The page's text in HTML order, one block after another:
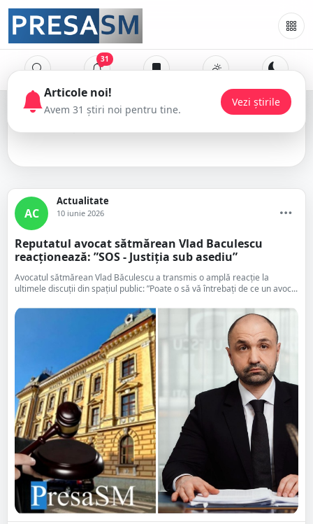
31
vlad băculescu
AC
Actualitate
10 iunie 2026
Reputatul avocat sătmărean Vlad Baculescu
reacționează: ”SOS - Justiția sub asediu”
Avocatul sătmărean Vlad Băculescu a transmis o amplă reacție la
ultimele discuții din spațiul public: ”Poate o să vă întrebați de ce un avoc...